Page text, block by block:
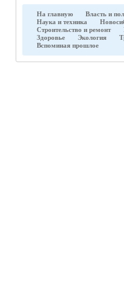
На главную
Власть и
Наука и техника
Строительство и ремонт
Здоровье
Экология
Вспоминая прошлое